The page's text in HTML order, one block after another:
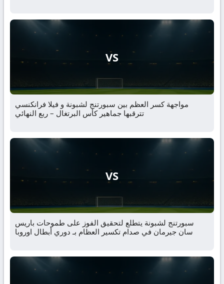
VS
مواجهة كسر العظم بين سبورتنج لشبونة و فيلا فرانكنسي
تترقبها جماهير كأس البرتغال – ربع النهائي
VS
سبورتنج لشبونة يتطلع لتحقيق الفوز على طموحات باريس
سان جيرمان في صدام تكسير العظام بـ دوري أبطال اوروبا